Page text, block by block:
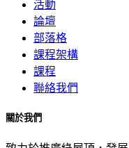
活動
論壇
部落格
課程架構
課程
聯絡我們
關於我們